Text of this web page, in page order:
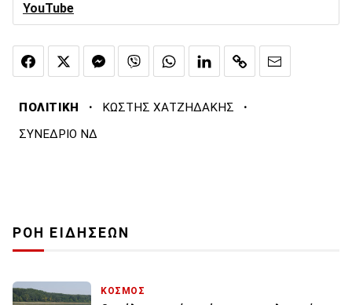
YouTube
ΠΟΛΙΤΙΚΗ · ΚΩΣΤΗΣ ΧΑΤΖΗΔΑΚΗΣ ·
ΣΥΝΕΔΡΙΟ ΝΔ
ΡΟΗ ΕΙΔΗΣΕΩΝ
ΚΟΣΜΟΣ